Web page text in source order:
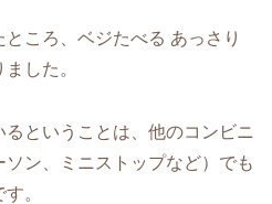
ころ、ベジたべる あっさり
した。
ということは、他のコンビニ
ソン、ミニストップなど）でも
。